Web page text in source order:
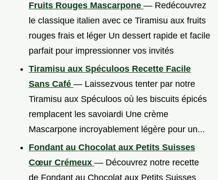
Fruits Rouges Mascarpone — Redécouvrez
le classique italien avec ce Tiramisu aux fruits
rouges frais et léger Un dessert rapide et facile
parfait pour impressionner vos invités
Tiramisu aux Spéculoos Recette Facile
Sans Café — Laissezvous tenter par notre
Tiramisu aux Spéculoos où les biscuits épicés
remplacent les savoiardi Une crème
Mascarpone incroyablement légère pour un...
Fondant au Chocolat aux Petits Suisses
Cœur Crémeux — Découvrez notre recette
de Fondant au Chocolat aux Petits Suisses